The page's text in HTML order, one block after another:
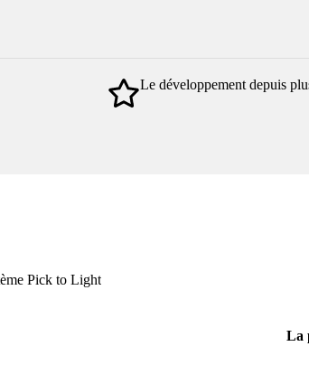
Le développement depuis
La